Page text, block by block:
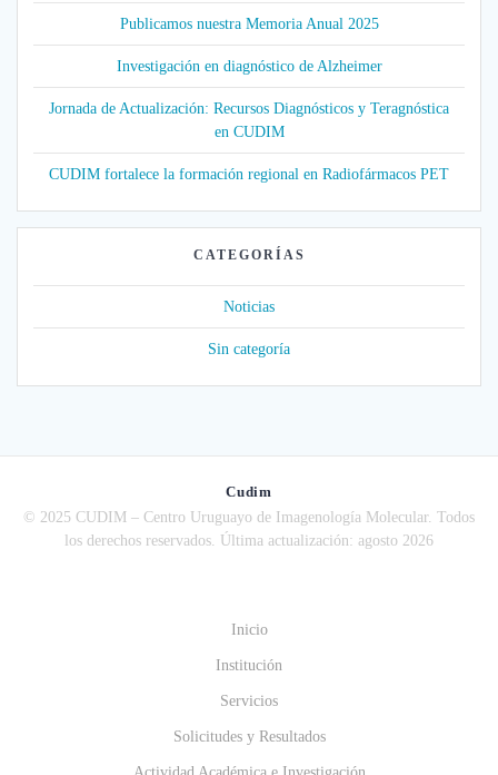
Publicamos nuestra Memoria Anual 2025
Investigación en diagnóstico de Alzheimer
Jornada de Actualización: Recursos Diagnósticos y Teragnóstica
en CUDIM
CUDIM fortalece la formación regional en Radiofármacos PET
CATEGORÍAS
Noticias
Sin categoría
Cudim
© 2025 CUDIM – Centro Uruguayo de Imagenología Molecular. Todos
los derechos reservados. Última actualización: agosto 2026
Inicio
Institución
Servicios
Solicitudes y Resultados